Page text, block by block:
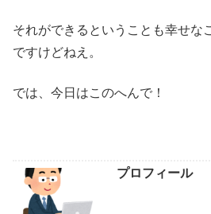
それができるということも幸せな
ですけどねえ。
では、今日はこのへんで！
プロフィール